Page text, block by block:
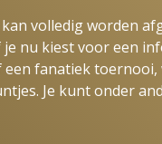
volledig worden
je nu kiest voor een
fanatiek toernooi,
Je kunt onder